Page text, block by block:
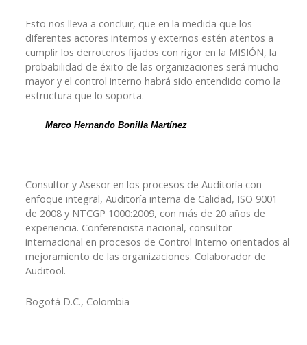
Esto nos lleva a concluir, que en la medida que los
diferentes actores internos y externos estén atentos a
cumplir los derroteros fijados con rigor en la MISIÓN, la
probabilidad de éxito de las organizaciones será mucho
mayor y el control interno habrá sido entendido como la
estructura que lo soporta.
Marco Hernando Bonilla Martínez
Consultor y Asesor en los procesos de Auditoría con
enfoque integral, Auditoría interna de Calidad, ISO 9001
de 2008 y NTCGP 1000:2009, con más de 20 años de
experiencia. Conferencista nacional, consultor
internacional en procesos de Control Interno orientados al
mejoramiento de las organizaciones. Colaborador de
Auditool.
Bogotá D.C., Colombia